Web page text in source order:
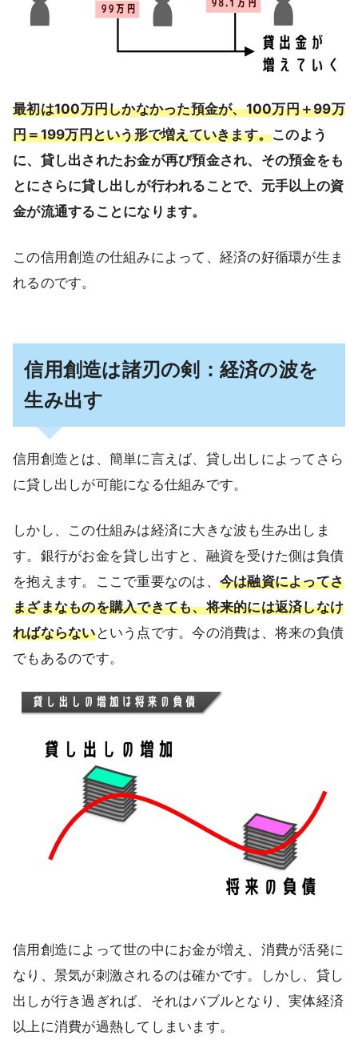
最初は100万円しかなかった預金が、100万円＋99万
円＝199万円という形で増えていきます。このよう
に、貸し出されたお金が再び預金され、その預金をも
とにさらに貸し出しが行われることで、元手以上の資
金が流通することになります。
この信用創造の仕組みによって、経済の好循環が生ま
れるのです。
信用創造は諸刃の剣：経済の波を
生み出す
信用創造とは、簡単に言えば、貸し出しによってさら
に貸し出しが可能になる仕組みです。
しかし、この仕組みは経済に大きな波も生み出しま
す。銀行がお金を貸し出すと、融資を受けた側は負債
を抱えます。ここで重要なのは、 今は融資によってさ
まざまなものを購入できても、将来的には返済しなけ
ればならないという点です。今の消費は、将来の負債
でもあるのです。
信用創造によって世の中にお金が増え、消費が活発に
なり、景気が刺激されるのは確かです。しかし、貸し
出しが行き過ぎれば、それはバブルとなり、実体経済
以上に消費が過熱してしまいます。